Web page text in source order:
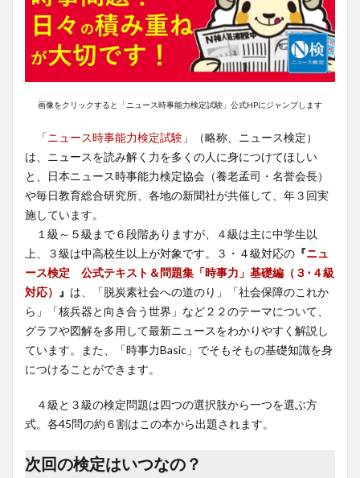
画像をクリックすると「ニュース時事能力検定試験」公式HPにジャンプします
「ニュース時事能力検定試験 」（略称、ニュース検定）
は、ニュースを読み解く力を多くの人に身につけてほしい
と、日本ニュース時事能力検定協会（養老孟司・名誉会長）
や毎日教育総合研究所、各地の新聞社が共催して、年３回実
施しています。
１級～５級まで６段階ありますが、４級は主に中学生以
上、３級は中高校生以上が対象です。３・４級対応の 『ニュ
ース検定 公式テキスト＆問題集「時事力」基礎編（３･４級
対応）
』 は、「脱炭素社会への道のり」「社会保障のこれか
ら」「核兵器と向き合う世界」など２２のテーマについて、
グラフや図解を多用して最新ニュースをわかりやすく解説し
ています。また、「時事力Basic」でそもそもの基礎知識を身
につけることができます。
４級と３級の検定問題は四つの選択肢から一つを選ぶ方
式。各45問の約６割はこの本から出題されます。
次回の検定はいつなの？